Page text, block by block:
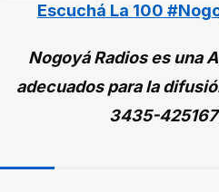
Escuchá La 100
Nogoyá Radios es una
adecuados para la
3435-